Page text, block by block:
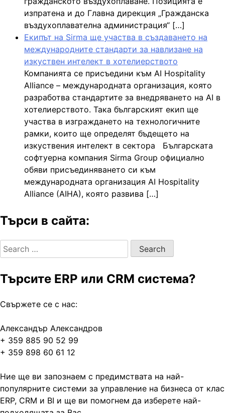
изпратена и до Главна дирекция „Гражданска
въздухоплавателна администрация“ […]
Екипът на Sirma ще участва в създаването на
международните стандарти за навлизане на
изкуствен интелект в хотелиерството
Компанията се присъедини към AI Hospitality
Alliance – международната организация, която
разработва стандартите за внедряването на AI в
хотелиерството. Така българският екип ще
участва в изграждането на технологичните
рамки, които ще определят бъдещето на
изкуствения интелект в сектора Българската
софтуерна компания Sirma Group официално
обяви присъединяването си към
международната организация AI Hospitality
Alliance (AIHA), която развива […]
Търси в сайта:
Search
for:
Търсите ERP или CRM система?
Свържете се с нас:
Александър Александров
+ 359 885 90 52 99
+ 359 898 60 61 12
Ние ще ви запознаем с предимствата на най-
популярните системи за управление на бизнеса от клас
ERP, CRM и BI и ще ви помогнем да изберете най-